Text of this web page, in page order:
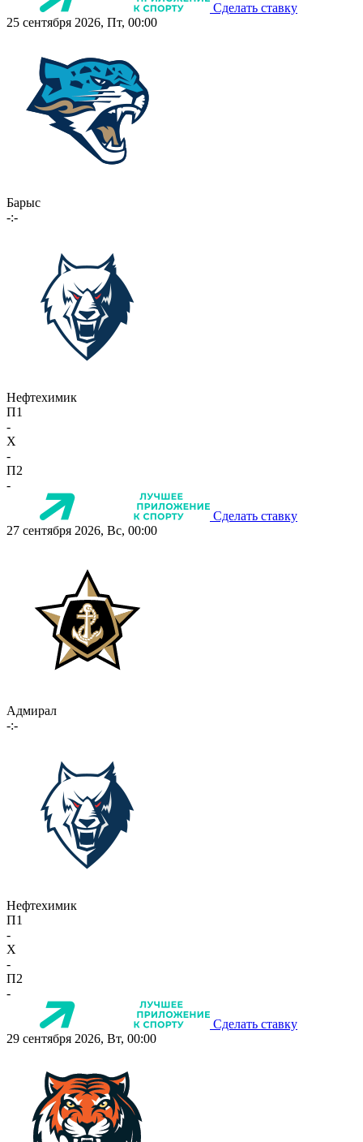
Сделать ставку
25 сентября 2026, Пт, 00:00
Барыс
-:-
Нефтехимик
П1
-
X
-
П2
-
Сделать ставку
27 сентября 2026, Вс, 00:00
Адмирал
-:-
Нефтехимик
П1
-
X
-
П2
-
Сделать ставку
29 сентября 2026, Вт, 00:00